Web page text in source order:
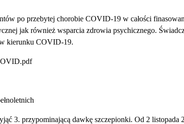
po przebytej chorobie COVID-19 w całości
jak również wsparcia zdrowia psychicznego.
w kierunku COVID-19.
3. przypominającą dawkę szczepionki. Od 2